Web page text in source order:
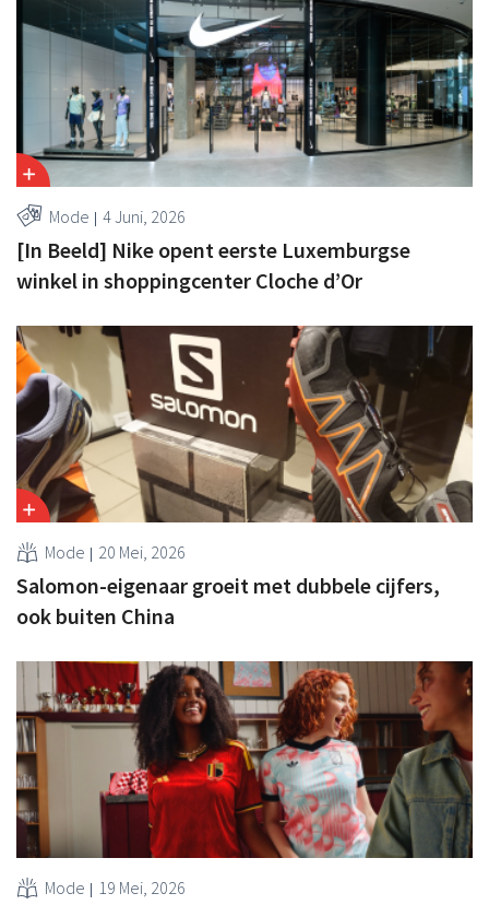
Mode 4 Juni, 2026
[In Beeld] Nike opent eerste Luxemburgse
winkel in shoppingcenter Cloche d’Or
Mode 20 Mei, 2026
Salomon-eigenaar groeit met dubbele cijfers,
ook buiten China
Mode 19 Mei, 2026